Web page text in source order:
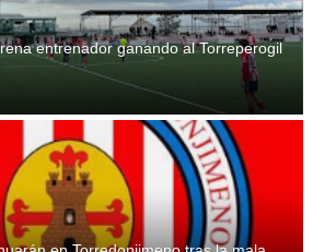
entrenador ganando al Torreperogil